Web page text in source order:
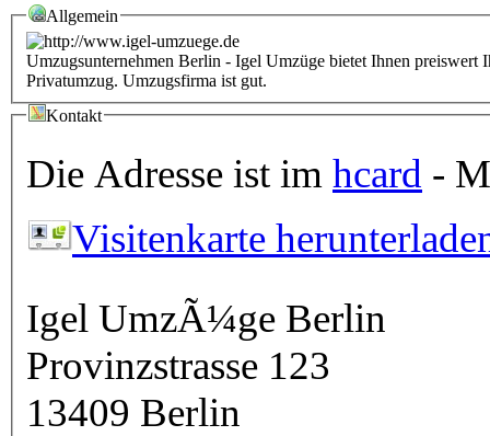
Allgemein
Umzugsunternehmen Berlin - Igel Umzüge bietet Ihnen
Privatumzug. Umzugsfirma ist gut.
Kontakt
Die Adresse ist im hcard -
Visitenkarte
Igel UmzÃ¼ge Berlin
Provinzstrasse 123
13409 Berlin